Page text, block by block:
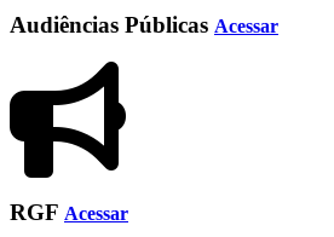
Audiências Públicas Acessar
RGF Acessar